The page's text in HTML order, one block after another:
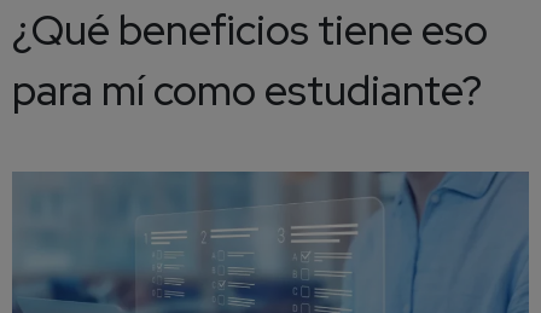
¿Qué beneficios tiene eso
para mí como estudiante?